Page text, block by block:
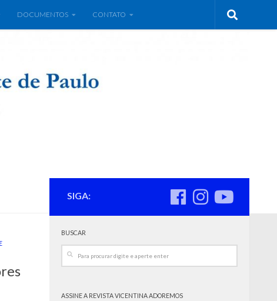
DOCUMENTOS CONTATO
SIGA:
BUSCAR
ASSINE A REVISTA VICENTINA ADOREMOS